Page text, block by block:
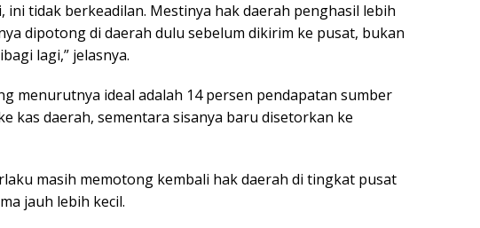
ini tidak berkeadilan. Mestinya hak daerah penghasil lebih
dipotong di daerah dulu sebelum dikirim ke pusat, bukan
lagi,” jelasnya.
menurutnya ideal adalah 14 persen pendapatan sumber
kas daerah, sementara sisanya baru disetorkan ke
masih memotong kembali hak daerah di tingkat pusat
jauh lebih kecil.